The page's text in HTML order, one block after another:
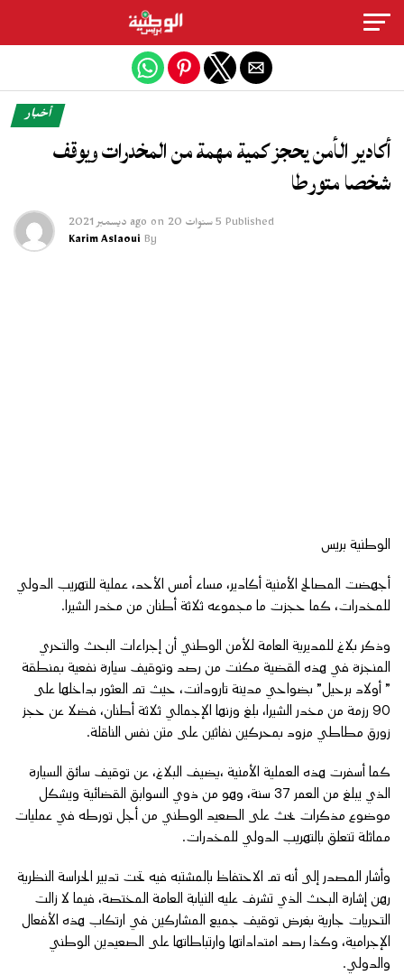
أخبار
أكادير الأمن يحجز كمية مهمة من المخدرات ويوقف
شخصا متورطا
Published 5 سنوات ago on 20 ديسمبر 2021
By
Karim Aslaoui
الوطنية بريس
أجهضت المصالح الأمنية أكادير، مساء أمس الأحد، عملية للتهريب الدولي
للمخدرات، كما حجزت ما مجموعه ثلاثة أطنان من مخدر الشيرا.
وذكر بلاغ للمديرية العامة للأمن الوطني أن إجراءات البحث والتحري
المنجزة في هذه القضية مكنت من رصد وتوقيف سيارة نفعية بمنطقة
” أولاد برحيل” بضواحي مدينة تارودانت، حيث تم العثور بداخلها على
90 رزمة من مخدر الشيرا، بلغ وزنها الإجمالي ثلاثة أطنان، فضلا عن حجز
زورق مطاطي مزود بمحركين نفاثين على متن نفس الناقلة.
كما أسفرت هذه العملية الأمنية ،يضيف البلاغ، عن توقيف سائق السيارة
الذي يبلغ من العمر 37 سنة، وهو من ذوي السوابق القضائية ويشكل
موضوع مذكرات بحث على الصعيد الوطني من أجل تورطه في عمليات
مماثلة تتعلق بالتهريب الدولي للمخدرات.
وأشار المصدر إلى أنه تم الاحتفاظ بالمشتبه فيه تحت تدبير الحراسة النظرية
رهن إشارة البحث الذي تشرف عليه النيابة العامة المختصة، فيما لا زالت
التحريات جارية بغرض توقيف جميع المشاركين في ارتكاب هذه الأفعال
الإجرامية، وكذا رصد امتداداتها وارتباطاتها على الصعيدين الوطني
والدولي.
Exit mobile version